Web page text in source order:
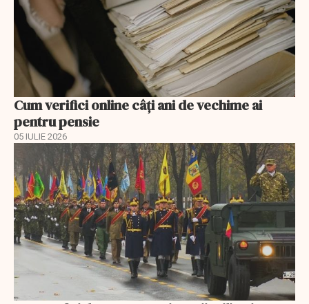
Cum verifici online câți ani de vechime ai
pentru pensie
05 IULIE 2026